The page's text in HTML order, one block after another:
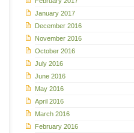
January 2017
December 2016
November 2016
October 2016
July 2016
June 2016
May 2016
April 2016
March 2016
February 2016